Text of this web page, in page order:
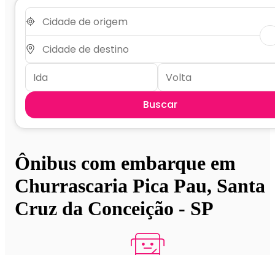
Buscar
Ônibus com embarque em
Churrascaria Pica Pau, Santa
Cruz da Conceição - SP